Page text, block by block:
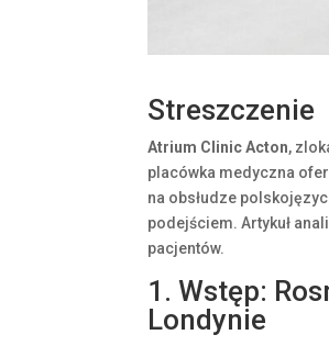
Streszczenie
Atrium Clinic Acton,
placówka medyczna
na obsłudze
podejściem. Artykuł
pacjentów.
1. Wstęp:
Londynie